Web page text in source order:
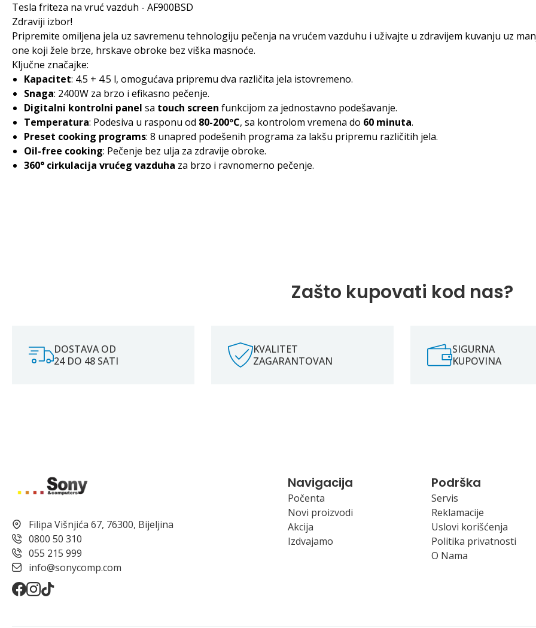
Tesla friteza na vruć vazduh - AF900BSD
Zdraviji izbor!
Pripremite omiljena jela uz savremenu tehnologiju pečenja na vrućem vazduhu i uživajte u zdravijem kuvanju uz
one koji žele brze, hrskave obroke bez viška masnoće.
Ključne značajke:
Kapacitet: 4.5 + 4.5 l, omogućava pripremu dva različita jela istovremeno.
Snaga: 2400W za brzo i efikasno pečenje.
Digitalni kontrolni panel sa touch screen funkcijom za jednostavno podešavanje.
Temperatura: Podesiva u rasponu od 80-200ºC, sa kontrolom vremena do 60 minuta.
Preset cooking programs: 8 unapred podešenih programa za lakšu pripremu različitih jela.
Oil-free cooking: Pečenje bez ulja za zdravije obroke.
360° cirkulacija vrućeg vazduha za brzo i ravnomerno pečenje.
Zašto kupovati kod nas?
DOSTAVA OD
24 DO 48 SATI
KVALITET
ZAGARANTOVAN
SIGURNA
KUPOVINA
Filipa Višnjića 67, 76300, Bijeljina
0800 50 310
055 215 999
info@sonycomp.com
Navigacija
Počenta
Novi proizvodi
Akcija
Izdvajamo
Podrška
Servis
Reklamacije
Uslovi korišćenja
Politika privatnosti
O Nama